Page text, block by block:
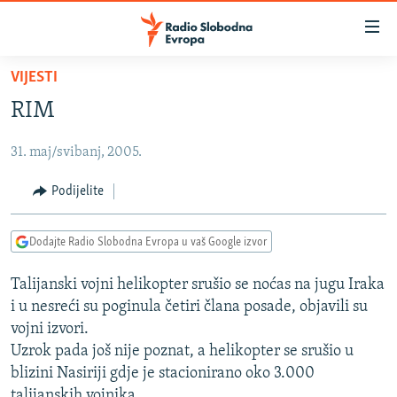
Pređite
glavni
Pređite
Pređite
pretragu
SRBIJA
KOSOVO
VIZUELNO
VIDEO
FOTOGALERIJE
INFOGRAFIKE
PODCASTI
RAT U UKRAJINI
KINA NA BALKANU
RSE PRIČE IZ SVIJETA
VIJESTI
RIM
31. maj/svibanj, 2005.
Podijelite
Dodajte Radio Slobodna Evropa u vaš Google izvor
Talijanski vojni helikopter srušio se noćas na jugu Iraka
i u nesreći su poginula četiri člana posade, objavili su
vojni izvori.
Uzrok pada još nije poznat, a helikopter se srušio u
blizini Nasiriji gdje je stacionirano oko 3.000